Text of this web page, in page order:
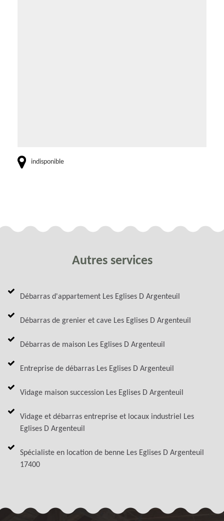
indisponible
Autres services
Débarras d'appartement Les Eglises D Argenteuil
Débarras de grenier et cave Les Eglises D Argenteuil
Débarras de maison Les Eglises D Argenteuil
Entreprise de débarras Les Eglises D Argenteuil
Vidage maison succession Les Eglises D Argenteuil
Vidage et débarras entreprise et locaux industriel Les
Eglises D Argenteuil
Spécialiste en location de benne Les Eglises D Argenteuil
17400